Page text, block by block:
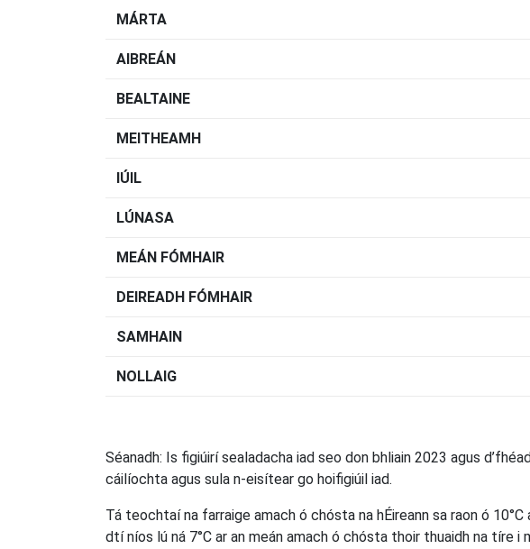
MÁRTA
AIBREÁN
BEALTAINE
MEITHEAMH
IÚIL
LÚNASA
MEÁN FÓMHAIR
DEIREADH FÓMHAIR
SAMHAIN
NOLLAIG
Séanadh: Is figiúirí sealadacha iad seo don bhliain 2023 agus
cáilíochta agus sula n-eisítear go hoifigiúil iad.
Tá teochtaí na farraige amach ó chósta na hÉireann sa raon ó
dtí níos lú ná 7°C ar an meán amach ó chósta thoir thuaidh na tíre i